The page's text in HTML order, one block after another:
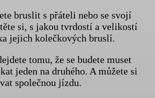
bruslit s přáteli nebo se svojí
si, s jakou tvrdostí a velikostí
jejich kolečkových bruslí.
tomu, že se budete muset
jeden na druhého. A můžete si
společnou jízdu.